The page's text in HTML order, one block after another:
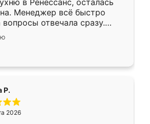
в Ренессанс, осталась
Менеджер всё быстро
вопросы отвечала сразу.
в субботу, подошёл к
Собрали
работали аккуратно, даже
Р.
2026